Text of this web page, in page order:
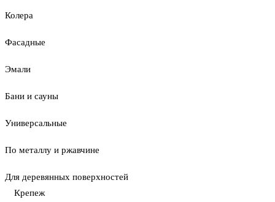
Колера
Фасадные
Эмали
Бани и сауны
Универсальные
По металлу и ржавчине
Для деревянных поверхностей
Крепеж